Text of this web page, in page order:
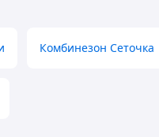
Комбинезон Сеточка